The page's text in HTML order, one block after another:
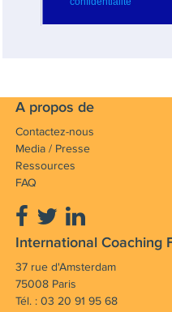
A propos de
Contactez-nous
Media / Presse
Ressources
FAQ
International Coaching
37 rue d'Amsterdam
75008 Paris
Tél. : 03 20 91 95 68